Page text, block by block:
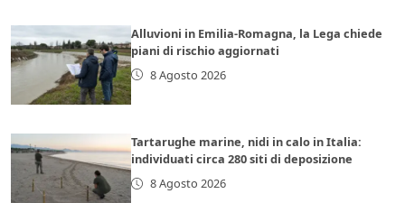
Alluvioni in Emilia-Romagna, la Lega chiede
piani di rischio aggiornati
8 Agosto 2026
Tartarughe marine, nidi in calo in Italia:
individuati circa 280 siti di deposizione
8 Agosto 2026